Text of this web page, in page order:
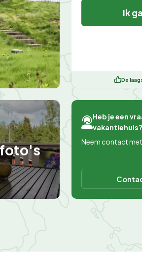
foto's
Ik
De
Heb je een
vakantiehuis?
Neem contact